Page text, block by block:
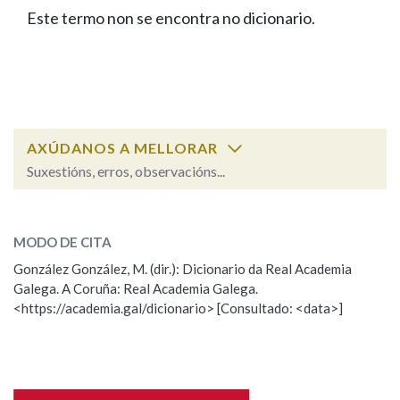
FIGURAS HOMENAXEADAS
PORTAL DAS PALABRAS
Facebook
TwitterYoutubeInstagram
Bluesky
BUSCAR NOS LEMAS
Remata por
BUSCAR NO CONTIDO
Nas definicións
Este termo non se encontra no dicionario.
AXÚDANOS A MELLORAR
Suxestións, erros, observacións...
Observación
Nome
MODO DE CITA
González González, M. (dir.): Dicionario da Real Academia
Galega. A Coruña: Real Academia Galega.
<https://academia.gal/dicionario> [Consultado: <data>]